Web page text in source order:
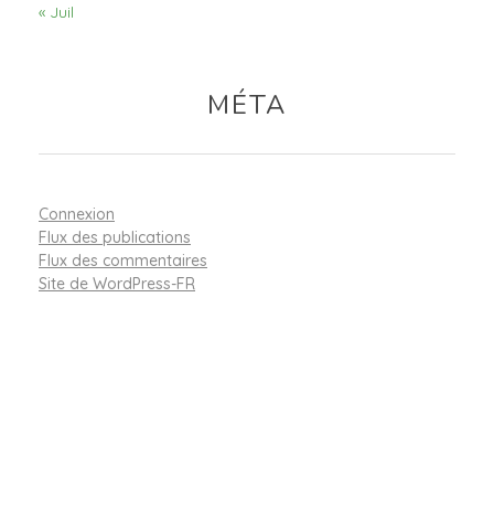
« Juil
MÉTA
Connexion
Flux des publications
Flux des commentaires
Site de WordPress-FR